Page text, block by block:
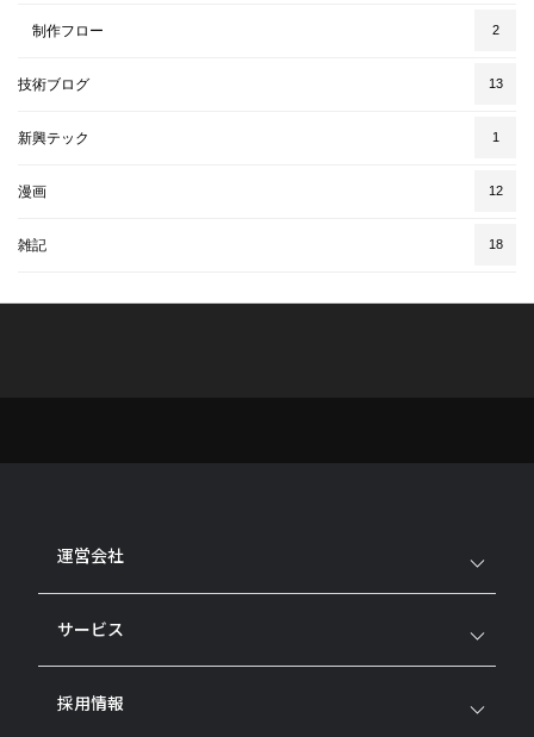
制作フロー 2
技術ブログ 13
新興テック 1
漫画 12
雑記 18
運営会社
サービス
採用情報